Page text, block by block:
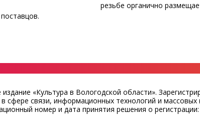
резьбе органично
издание «Культура в Вологодской области».
в сфере связи, информационных технологий и массовых
номер и дата принятия решения о